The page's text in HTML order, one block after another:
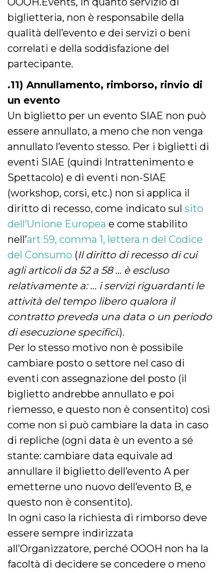
biglietteria, non è responsabile della
qualità dell’evento e dei servizi o beni
correlati e della soddisfazione del
partecipante.
.11) Annullamento, rimborso, rinvio di
un evento
Un biglietto per un evento SIAE non può
essere annullato, a meno che non venga
annullato l’evento stesso. Per i biglietti di
eventi SIAE (quindi Intrattenimento e
Spettacolo) e di eventi non-SIAE
(workshop, corsi, etc.) non si applica il
diritto di recesso, come indicato sul sito
dell’Unione Europea e come stabilito
nell’art 59, comma 1, lettera n del Codice
del Consumo (Il diritto di recesso di cui
agli articoli da 52 a 58 … è escluso
relativamente a: … i servizi riguardanti le
attività del tempo libero qualora il
contratto preveda una data o un periodo
di esecuzione specifici.).
Per lo stesso motivo non è possibile
cambiare posto o settore nel caso di
eventi con assegnazione del posto (il
biglietto andrebbe annullato e poi
riemesso, e questo non è consentito) così
come non si può cambiare la data in caso
di repliche (ogni data è un evento a sé
stante: cambiare data equivale ad
annullare il biglietto dell’evento A per
emetterne uno nuovo dell’evento B, e
questo non è consentito).
In ogni caso la richiesta di rimborso deve
essere sempre indirizzata
all’Organizzatore, perché OOOH non ha la
facoltà di decidere se concedere o meno